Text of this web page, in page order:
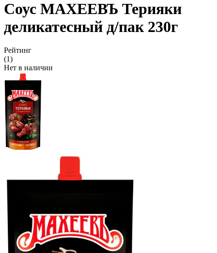
Соус МАХЕЕВЪ Терияки
деликатесный д/пак 230г
Рейтинг
(1)
Нет в наличии